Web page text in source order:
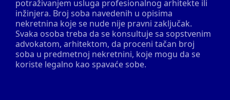
potraživanjem usluga profesionalnog arhitekte ili
inžinjera. Broj soba navedenih u opisima
nekretnina koje se nude nije pravni zaključak.
Svaka osoba treba da se konsultuje sa sopstvenim
advokatom, arhitektom, da proceni tačan broj
soba u predmetnoj nekretnini, koje mogu da se
koriste legalno kao spavaće sobe.